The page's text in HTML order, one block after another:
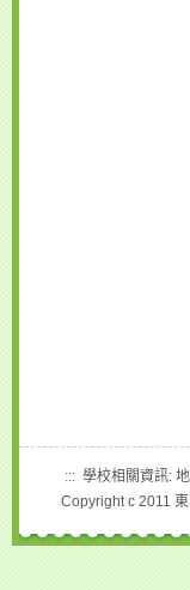
::: 學校相關資訊: 地
Copyright c 2011